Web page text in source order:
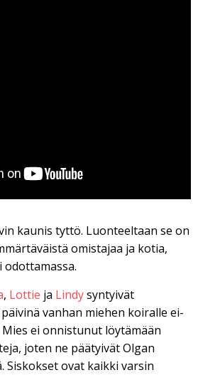
kaunis tyttö. Luonteeltaan se on
omistajaa ja kotia,
, Lottie ja Lindysyntyivät
vanhan miehen koiralle ei-
ei onnistunut löytämään
joten ne päätyivät Olgan
Siskokset ovat kaikki varsin